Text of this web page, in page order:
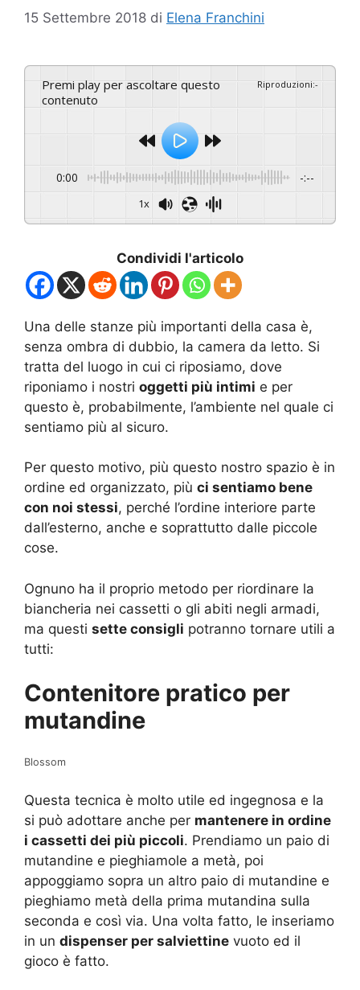
15 Settembre 2018 di Elena Franchini
Premi play per ascoltare questo
contenuto
Riproduzioni:-
0:00 -:--
1x
Condividi l'articolo
Una delle stanze più importanti della casa è,
senza ombra di dubbio, la camera da letto. Si
tratta del luogo in cui ci riposiamo, dove
riponiamo i nostri oggetti più intimi e per
questo è, probabilmente, l’ambiente nel quale ci
sentiamo più al sicuro.
Per questo motivo, più questo nostro spazio è in
ordine ed organizzato, più ci sentiamo bene
con noi stessi, perché l’ordine interiore parte
dall’esterno, anche e soprattutto dalle piccole
cose.
Ognuno ha il proprio metodo per riordinare la
biancheria nei cassetti o gli abiti negli armadi,
ma questi sette consigli potranno tornare utili a
tutti:
Contenitore pratico per
mutandine
Blossom
Questa tecnica è molto utile ed ingegnosa e la
si può adottare anche per mantenere in ordine
i cassetti dei più piccoli. Prendiamo un paio di
mutandine e pieghiamole a metà, poi
appoggiamo sopra un altro paio di mutandine e
pieghiamo metà della prima mutandina sulla
seconda e così via. Una volta fatto, le inseriamo
in un dispenser per salviettine vuoto ed il
gioco è fatto.